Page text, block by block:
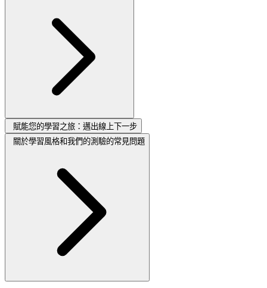
賦能您的學習之旅：邁出線上下一步
關於學習風格和我們的測驗的常見問題